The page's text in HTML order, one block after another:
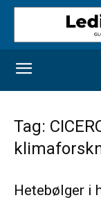
Tag:
Hetebølger i